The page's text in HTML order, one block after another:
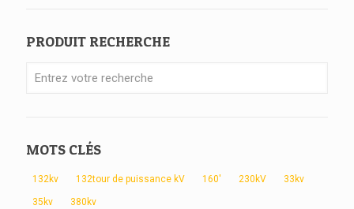
PRODUIT RECHERCHE
MOTS CLÉS
132kv 132tour de puissance kV 160' 230kV 33kv
35kv 380kv